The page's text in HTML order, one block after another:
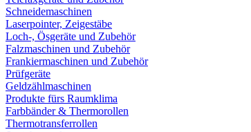
Schneidemaschinen
Laserpointer, Zeigestäbe
Loch-, Ösgeräte und Zubehör
Falzmaschinen und Zubehör
Frankiermaschinen und Zubehör
Prüfgeräte
Geldzählmaschinen
Produkte fürs Raumklima
Farbbänder & Thermorollen
Thermotransferrollen